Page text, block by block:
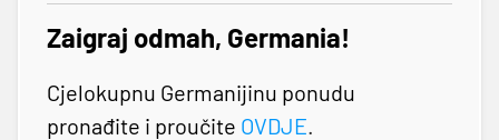
Zaigraj odmah, Germania!
Cjelokupnu Germanijinu ponudu
pronađite i proučite OVDJE